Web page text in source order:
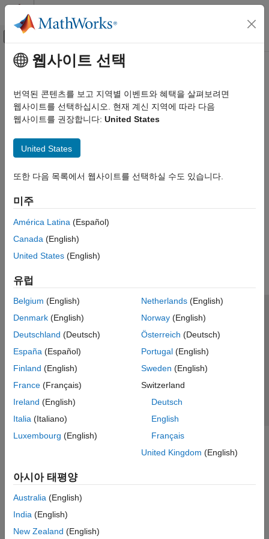
콘텐츠로 바로 가기
오프캔버스 탐색 메뉴 토글
문서 홈
FPGA, ASIC, and SoC Development
주요 콘텐츠
How useful was this information?
웹사이트 선택
번역된 콘텐츠를 보고 지역별 이벤트와 혜택을 살펴보려면
웹사이트를 선택하십시오. 현재 계신 지역에 따라 다음
웹사이트를 권장합니다: United States
United States
또한 다음 목록에서 웹사이트를 선택하실 수도 있습니다.
미주
América Latina (Español)
Canada (English)
United States (English)
유럽
Belgium (English)
Denmark (English)
Deutschland (Deutsch)
España (Español)
Finland (English)
France (Français)
Ireland (English)
Italia (Italiano)
Luxembourg (English)
Netherlands(English)
Norway(English)
Österreich (Deutsch)
Portugal(English)
Sweden (English)
Switzerland
Deutsch
English
Français
United Kingdom (English)
아시아 태평양
Australia (English)
India (English)
New Zealand (English)
신뢰 센터 등록 상표 개인정보 취급방침
불법 복제 방지
애플리케이션 상태
© 1994-2026 The MathWorks, Inc.